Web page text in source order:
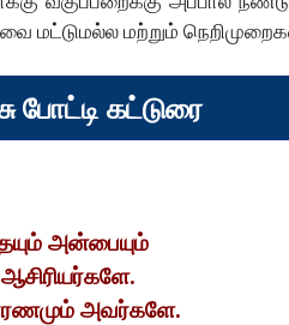
மட்டுமல்ல மற்றும்
போட்டி கட்டுரை
அன்பையும்
அவர்களே.